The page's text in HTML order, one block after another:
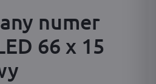
numer
66 x 15